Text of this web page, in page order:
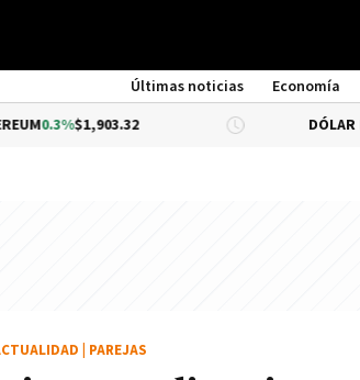
Últimas noticias Economía
DÓLAR BNA $1,520.00
PAREJAS